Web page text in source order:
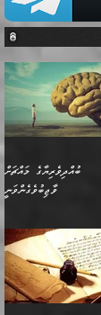
ބުއްދިވެރިޔާގެ މައްޗަށް
ވާޖިބުވެގެންވަނީ
”ބުއްދިވެރިޔާގެ
ވާޖިބުވެގެންވަނީ: މި
ކަންކަމުން އޭނާގެ
ޢިލްމު ގަޑުބަޑުކޮށްލާނޭ